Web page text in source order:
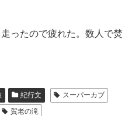
ったので疲れた。数人で焚
紀行文
スーパーカブ
賀老の滝